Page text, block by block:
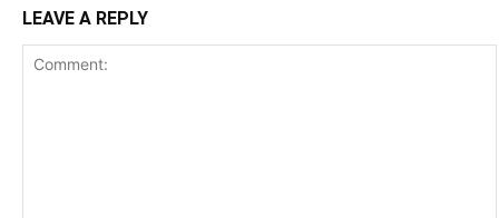
LEAVE A REPLY